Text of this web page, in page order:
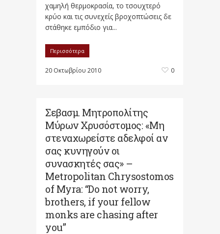
χαμηλή θερμοκρασία, το τσουχτερό
κρύο και τις συνεχείς βροχοπτώσεις δε
στάθηκε εμπόδιο για...
Περισσότερα
20 Οκτωβρίου 2010 0
Σεβασμ. Μητροπολίτης
Μύρων Χρυσόστομος: «Μη
στεναχωρείστε αδελφοί αν
σας κυνηγούν οι
συνασκητές σας» –
Metropolitan Chrysostomos
of Myra: “Do not worry,
brothers, if your fellow
monks are chasing after
you”